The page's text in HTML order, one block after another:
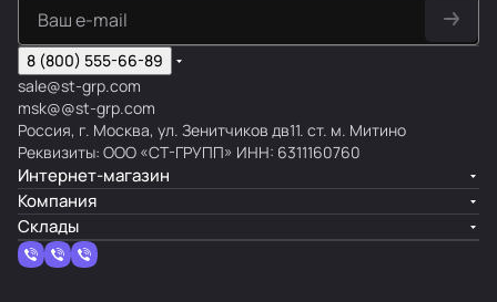
8 (800) 555-66-89
sale@st-grp.com
msk@@st-grp.com
Россия, г. Москва, ул. Зенитчиков дв11. ст. м. Митино
Реквизиты: ООО «СТ-ГРУПП» ИНН: 6311160760
Интернет-магазин
Компания
Склады